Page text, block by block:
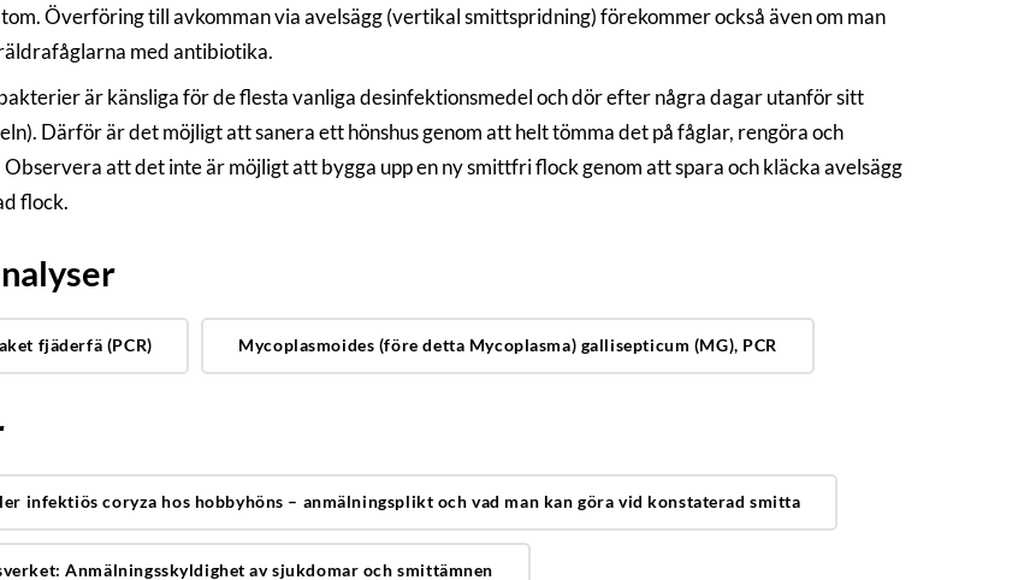
Överföring till avkomman via avelsägg (vertikal smittspridning) förekommer också även om man
med antibiotika.
är känsliga för de flesta vanliga desinfektionsmedel och dör efter några dagar utanför sitt
Därför är det möjligt att sanera ett hönshus genom att helt tömma det på fåglar, rengöra och
att det inte är möjligt att bygga upp en ny smittfri flock genom att spara och kläcka avelsägg
flock.
fjäderfä (PCR) Mycoplasmoides (före detta Mycoplasma) gallisepticum (MG), PCR
infektiös coryza hos hobbyhöns – anmälningsplikt och vad man kan göra vid konstaterad smitta
Anmälningsskyldighet av sjukdomar och smittämnen